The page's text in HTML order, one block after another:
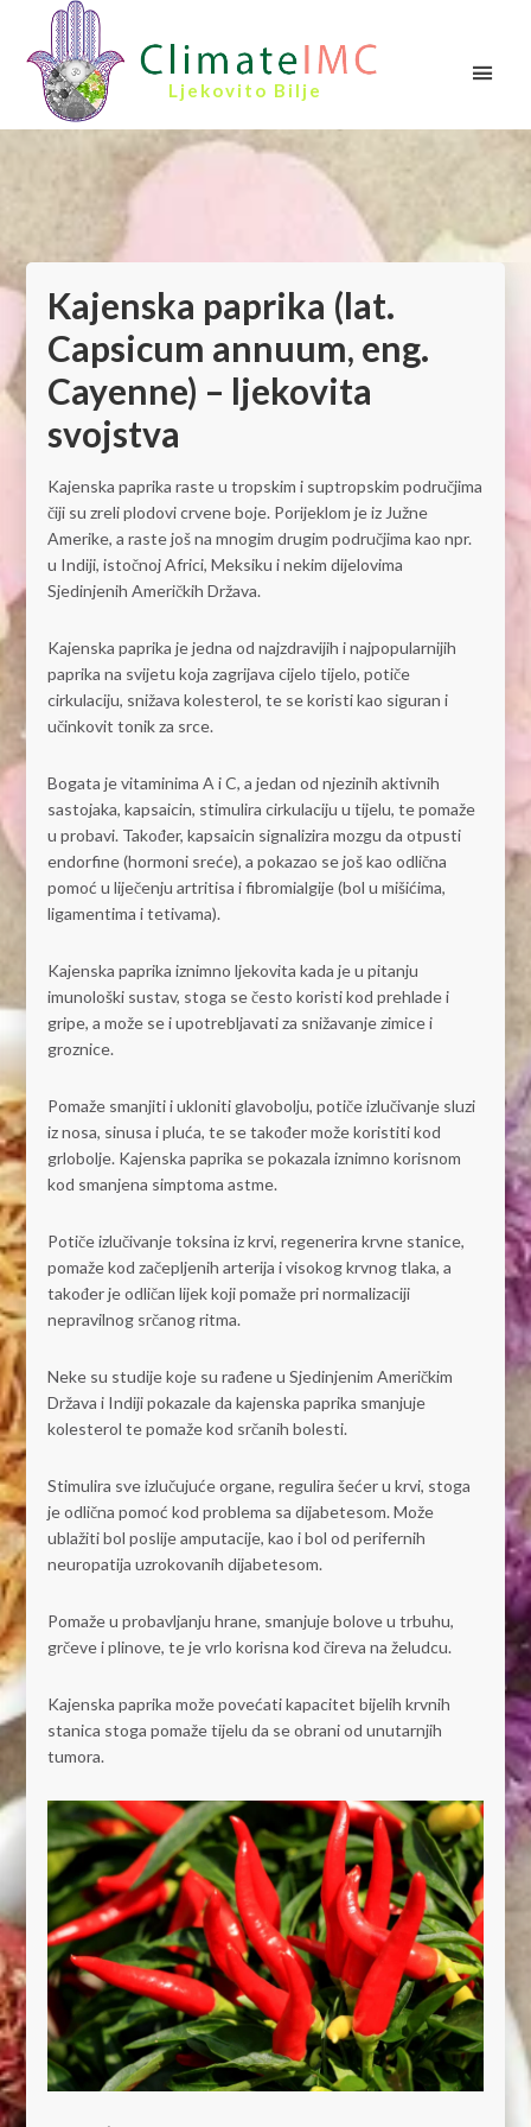
Ljekovito Bilje
Kajenska paprika (lat.
Capsicum annuum, eng.
Cayenne) – ljekovita
svojstva
Kajenska paprika raste u tropskim i suptropskim područjima
čiji su zreli plodovi crvene boje. Porijeklom je iz Južne
Amerike, a raste još na mnogim drugim područjima kao npr.
u Indiji, istočnoj Africi, Meksiku i nekim dijelovima
Sjedinjenih Američkih Država.
Kajenska paprika je jedna od najzdravijih i najpopularnijih
paprika na svijetu koja zagrijava cijelo tijelo, potiče
cirkulaciju, snižava kolesterol, te se koristi kao siguran i
učinkovit tonik za srce.
Bogata je vitaminima A i C, a jedan od njezinih aktivnih
sastojaka, kapsaicin, stimulira cirkulaciju u tijelu, te pomaže
u probavi. Također, kapsaicin signalizira mozgu da otpusti
endorfine (hormoni sreće), a pokazao se još kao odlična
pomoć u liječenju artritisa i fibromialgije (bol u mišićima,
ligamentima i tetivama).
Kajenska paprika iznimno ljekovita kada je u pitanju
imunološki sustav, stoga se često koristi kod prehlade i
gripe, a može se i upotrebljavati za snižavanje zimice i
groznice.
Pomaže smanjiti i ukloniti glavobolju, potiče izlučivanje sluzi
iz nosa, sinusa i pluća, te se također može koristiti kod
grlobolje. Kajenska paprika se pokazala iznimno korisnom
kod smanjena simptoma astme.
Potiče izlučivanje toksina iz krvi, regenerira krvne stanice,
pomaže kod začepljenih arterija i visokog krvnog tlaka, a
također je odličan lijek koji pomaže pri normalizaciji
nepravilnog srčanog ritma.
Neke su studije koje su rađene u Sjedinjenim Američkim
Država i Indiji pokazale da kajenska paprika smanjuje
kolesterol te pomaže kod srčanih bolesti.
Stimulira sve izlučujuće organe, regulira šećer u krvi, stoga
je odlična pomoć kod problema sa dijabetesom. Može
ublažiti bol poslije amputacije, kao i bol od perifernih
neuropatija uzrokovanih dijabetesom.
Pomaže u probavljanju hrane, smanjuje bolove u trbuhu,
grčeve i plinove, te je vrlo korisna kod čireva na želudcu.
Kajenska paprika može povećati kapacitet bijelih krvnih
stanica stoga pomaže tijelu da se obrani od unutarnjih
tumora.